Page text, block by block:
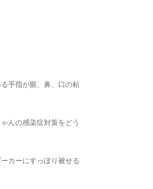
手指が眼、鼻、口の粘
んの感染症対策をどう
カーにすっぽり被せる